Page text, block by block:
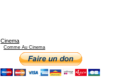
Cinema
Comme Au Cinema